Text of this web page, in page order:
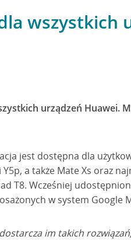
wszystkich
urządzeń Huawei.
jest dostępna dla
a także Mate Xs oraz
T8. Wcześniej
w system Google
im takich